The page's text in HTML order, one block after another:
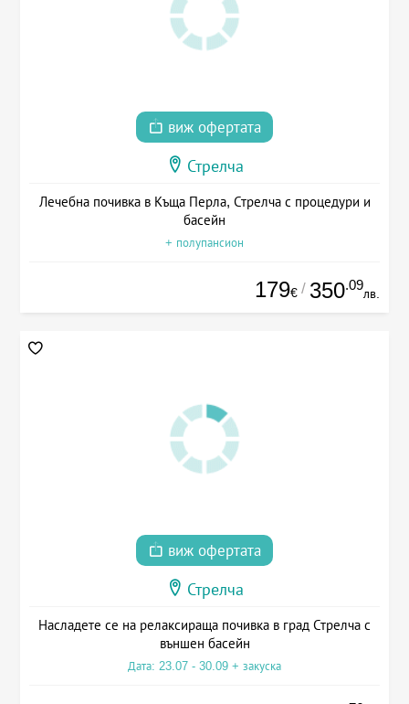
виж офертата
Стрелча
Лечебна почивка в Къща Перла, Стрелча с процедури и
басейн
+ полупансион
179€ / 350.09
лв.
виж офертата
Стрелча
Насладете се на релаксираща почивка в град Стрелча с
външен басейн
Дата: 23.07 - 30.09 + закуска